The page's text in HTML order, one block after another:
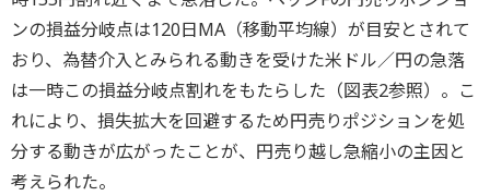
ンの損益分岐点は120日MA（移動平均線）が目安とされて
おり、為替介入とみられる動きを受けた米ドル／円の急落
は一時この損益分岐点割れをもたらした（図表2参照）。こ
れにより、損失拡大を回避するため円売りポジションを処
分する動きが広がったことが、円売り越し急縮小の主因と
考えられた。